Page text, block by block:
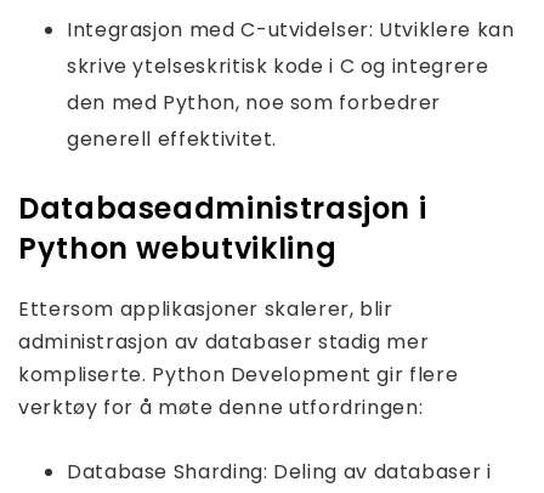
Integrasjon med C-utvidelser: Utviklere kan
skrive ytelseskritisk kode i C og integrere
den med Python, noe som forbedrer
generell effektivitet.
Databaseadministrasjon i
Python webutvikling
Ettersom applikasjoner skalerer, blir
administrasjon av databaser stadig mer
kompliserte. Python Development gir flere
verktøy for å møte denne utfordringen:
Database Sharding: Deling av databaser i